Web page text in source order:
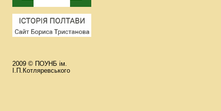
2009 © ПОУНБ ім.
І.П.Котляревського